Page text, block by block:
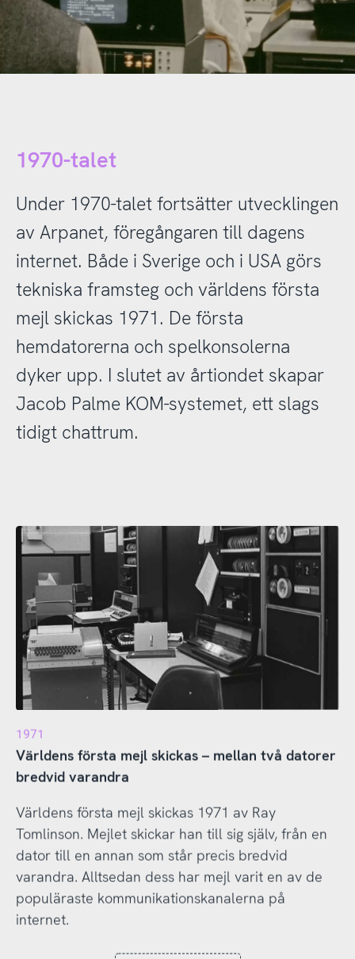
1970-talet
Under 1970-talet fortsätter utvecklingen
av Arpanet, föregångaren till dagens
internet. Både i Sverige och i USA görs
tekniska framsteg och världens första
mejl skickas 1971. De första
hemdatorerna och spelkonsolerna
dyker upp. I slutet av årtiondet skapar
Jacob Palme KOM-systemet, ett slags
tidigt chattrum.
1971
Världens första mejl skickas – mellan två datorer
bredvid varandra
Världens första mejl skickas 1971 av Ray
Tomlinson. Mejlet skickar han till sig själv, från en
dator till en annan som står precis bredvid
varandra. Alltsedan dess har mejl varit en av de
populäraste kommunikationskanalerna på
internet.